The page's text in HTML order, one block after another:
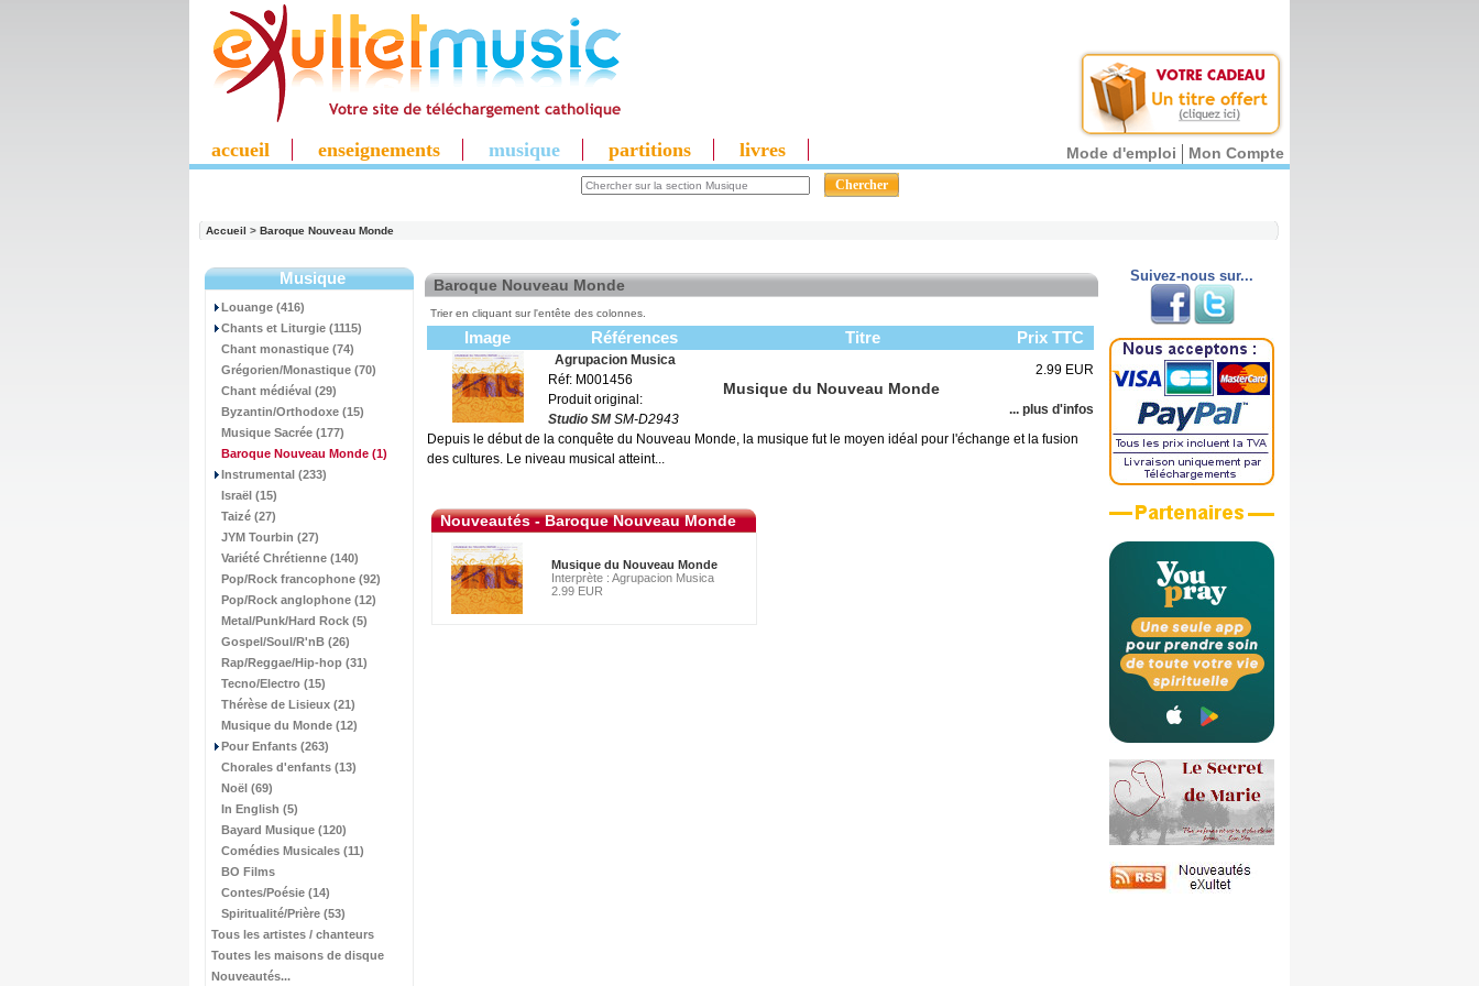
accueil enseignements musique partitions livres Mode d'emploi Mon Compte
Accueil > Baroque Nouveau Monde
Musique
Louange (416)
Chants et Liturgie (1115)
Chant monastique (74)
Grégorien/Monastique (70)
Chant médiéval (29)
Byzantin/Orthodoxe (15)
Musique Sacrée (177)
Baroque Nouveau Monde (1)
Instrumental (233)
Israël (15)
Taizé (27)
JYM Tourbin (27)
Variété Chrétienne (140)
Pop/Rock francophone (92)
Pop/Rock anglophone (12)
Metal/Punk/Hard Rock (5)
Gospel/Soul/R'nB (26)
Rap/Reggae/Hip-hop (31)
Tecno/Electro (15)
Thérèse de Lisieux (21)
Musique du Monde (12)
Pour Enfants (263)
Chorales d'enfants (13)
Noël (69)
In English (5)
Bayard Musique (120)
Comédies Musicales (11)
BO Films
Contes/Poésie (14)
Spiritualité/Prière (53)
Tous les artistes / chanteurs
Toutes les maisons de disque
Nouveautés...
Baroque Nouveau Monde
Trier en cliquant sur l'entête des colonnes.
Image Références Titre Prix TTC
Agrupacion Musica
Réf: M001456
Produit original:
Studio SM SM-D2943
Musique du Nouveau Monde
2.99 EUR
... plus d'infos
Depuis le début de la conquête du Nouveau Monde, la musique fut le moyen idéal pour l'échange et la fusion
des cultures. Le niveau musical atteint...
Nouveautés - Baroque Nouveau Monde
Musique du Nouveau Monde
Interprète : Agrupacion Musica
2.99 EUR
Suivez-nous sur...